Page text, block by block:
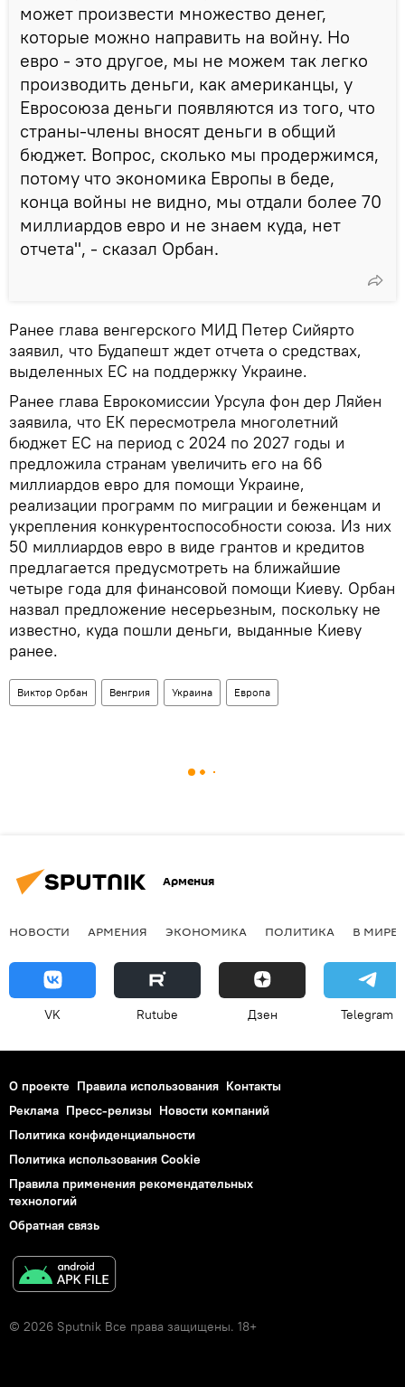
может произвести множество денег,
которые можно направить на войну. Но
евро - это другое, мы не можем так легко
производить деньги, как американцы, у
Евросоюза деньги появляются из того, что
страны-члены вносят деньги в общий
бюджет. Вопрос, сколько мы продержимся,
потому что экономика Европы в беде,
конца войны не видно, мы отдали более 70
миллиардов евро и не знаем куда, нет
отчета", - сказал Орбан.
Ранее глава венгерского МИД Петер Сийярто
заявил, что Будапешт ждет отчета о средствах,
выделенных ЕС на поддержку Украине.
Ранее глава Еврокомиссии Урсула фон дер Ляйен
заявила, что ЕК пересмотрела многолетний
бюджет ЕС на период с 2024 по 2027 годы и
предложила странам увеличить его на 66
миллиардов евро для помощи Украине,
реализации программ по миграции и беженцам и
укрепления конкурентоспособности союза. Из них
50 миллиардов евро в виде грантов и кредитов
предлагается предусмотреть на ближайшие
четыре года для финансовой помощи Киеву. Орбан
назвал предложение несерьезным, поскольку не
известно, куда пошли деньги, выданные Киеву
ранее.
Виктор Орбан Венгрия Украина Европа
Армения
НОВОСТИ АРМЕНИЯ ЭКОНОМИКА ПОЛИТИКА В МИРЕ
VK Rutube Дзен Telegram
О проекте Правила использования Контакты
Реклама Пресс-релизы Новости компаний
Политика конфиденциальности
Политика использования Cookie
Правила применения рекомендательных
технологий
Обратная связь
© 2026 Sputnik Все права защищены. 18+